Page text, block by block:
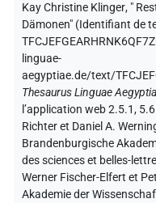
Kay Christine Klinger, "
Dämonen" (Identifiant de
linguae-
aegyptiae.de/text/
Thesaurus Linguae
l’application web 2.5.1,
Richter et Daniel A.
Brandenburgische
des sciences et belles-
Werner Fischer-Elfert et
Akademie der